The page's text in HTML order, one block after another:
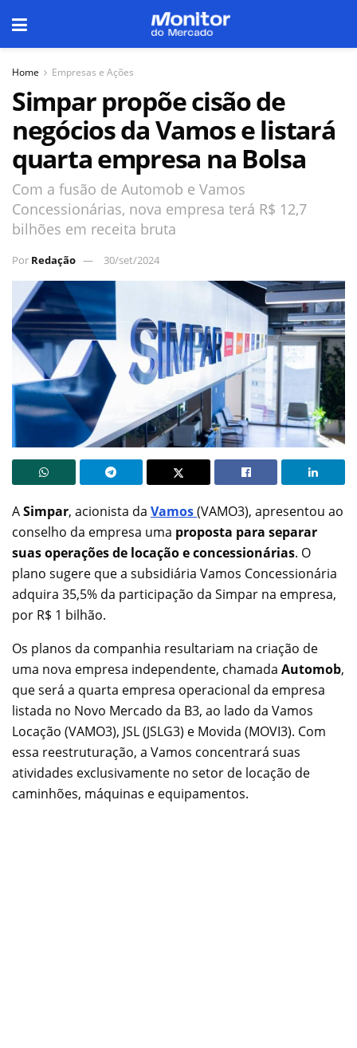
Home Empresas e Ações
Simpar propõe cisão de
negócios da Vamos e listará
quarta empresa na Bolsa
Com a fusão de Automob e Vamos
Concessionárias, nova empresa terá R$ 12,7
bilhões em receita bruta
Por Redação 30/set/2024
ASimpar, acionista da Vamos(VAMO3), apresentou ao
conselho da empresa uma proposta para separar
suas operações de locação e concessionárias. O
plano sugere que a subsidiária Vamos Concessionária
adquira 35,5% da participação da Simpar na empresa,
por R$ 1 bilhão.
Os planos da companhia resultariam na criação de
uma nova empresa independente, chamada Automob,
que será a quarta empresa operacional da empresa
listada no Novo Mercado da B3, ao lado da Vamos
Locação (VAMO3), JSL (JSLG3) e Movida (MOVI3). Com
essa reestruturação, a Vamos concentrará suas
atividades exclusivamente no setor de locação de
caminhões, máquinas e equipamentos.